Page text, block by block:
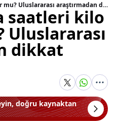
Uzun çalışma saatleri kilo aldırıyor mu? Uluslararası araştırmadan dikkat çeken sonuç
saatleri kilo
Uluslararası
dikkat
doğru kaynaktan